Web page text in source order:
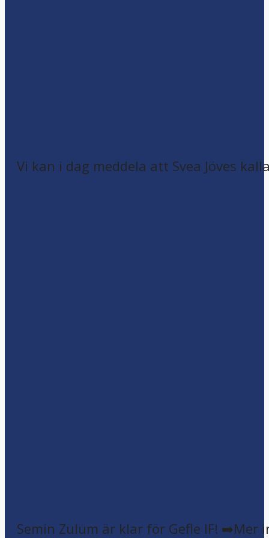
Vi kan i dag meddela att Svea Jöves
Semin Zulum är klar för Gefle IF! ➡️Mer